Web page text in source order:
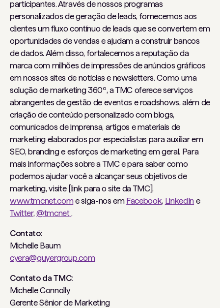
participantes. Através de nossos programas
personalizados de geração de leads, fornecemos aos
clientes um fluxo contínuo de leads que se convertem em
oportunidades de vendas e ajudam a construir bancos
de dados. Além disso, fortalecemos a reputação da
marca com milhões de impressões de anúncios gráficos
em nossos sites de notícias e newsletters. Como uma
solução de marketing 360º, a TMC oferece serviços
abrangentes de gestão de eventos e roadshows, além de
criação de conteúdo personalizado com blogs,
comunicados de imprensa, artigos e materiais de
marketing elaborados por especialistas para auxiliar em
SEO, branding e esforços de marketing em geral. Para
mais informações sobre a TMC e para saber como
podemos ajudar você a alcançar seus objetivos de
marketing, visite [link para o site da TMC].
www.tmcnet.come siga-nos em Facebook, LinkedIn e
Twitter,@tmcnet.
Contato:
Michelle Baum
cyera@guyergroup.com
Contato da TMC:
Michelle Connolly
Gerente Sênior de Marketing